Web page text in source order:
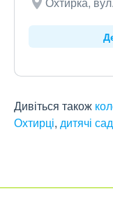
Дивіться також
Охтирці, дитячі